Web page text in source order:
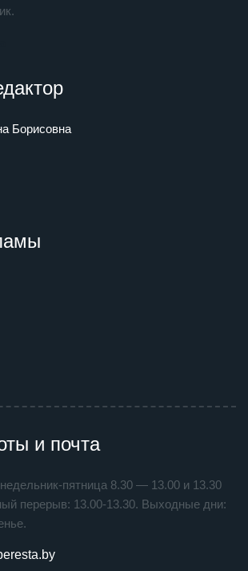
Борисовна
и почта
пятница 8.30 — 13.00 и 13.30
перерыв: 13.00-13.30. Выходные дни: